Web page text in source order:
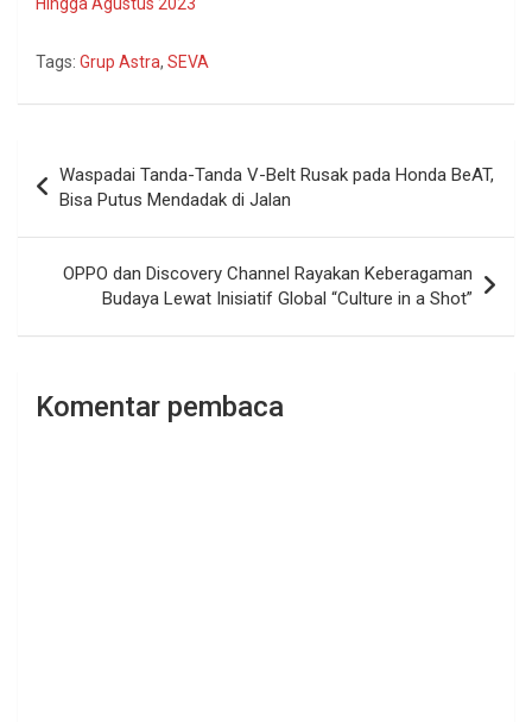
Hingga Agustus 2023
Tags: Grup Astra, SEVA
pos
Waspadai Tanda-Tanda V-Belt Rusak pada Honda BeAT,
Bisa Putus Mendadak di Jalan
OPPO dan Discovery Channel Rayakan Keberagaman
Budaya Lewat Inisiatif Global “Culture in a Shot”
Komentar pembaca